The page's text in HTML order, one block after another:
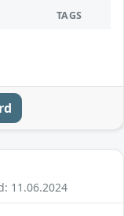
TAGS
11.06.2024